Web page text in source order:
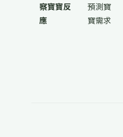
察寶寶反
應
預測寶
寶需求